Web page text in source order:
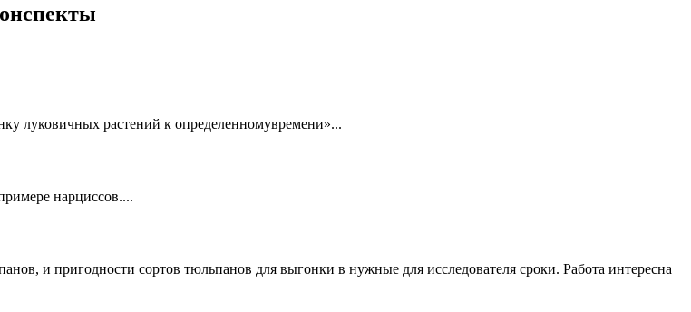
луковичных растений к определенномувремени»...
нарциссов....
и пригодности сортов тюльпанов для выгонки в нужные для исследователя сроки. Работа интересна